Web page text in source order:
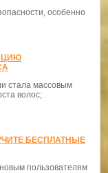
особенно
стала массовым
волос;
БЕСПЛАТНЫЕ
пользователям